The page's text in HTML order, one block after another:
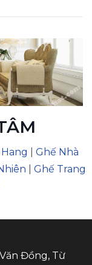
Ghế Nhà
Ghế Trang
Đồng, Từ